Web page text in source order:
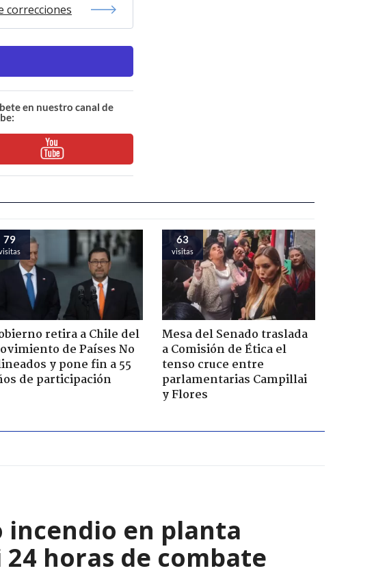
correcciones
en nuestro canal de
79
retira a Chile del
de Países No
y pone fin a 55
de participación
63
visitas
Mesa del Senado traslada
a Comisión de Ética el
tenso cruce entre
parlamentarias Campillai
y Flores
en planta
horas de combate